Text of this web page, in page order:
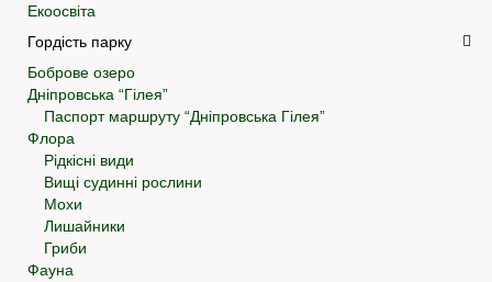
Екоосвіта
Гордість парку
Боброве озеро
Дніпровська “Гілея”
Паспорт маршруту “Дніпровська Гілея”
Флора
Рідкісні види
Вищі судинні рослини
Мохи
Лишайники
Гриби
Фауна